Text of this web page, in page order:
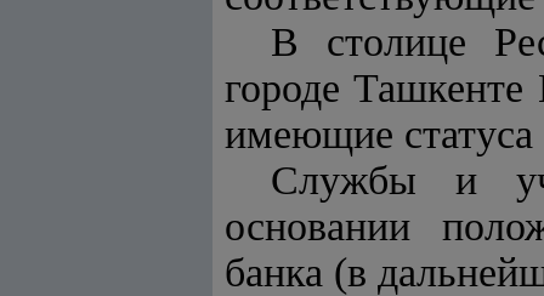
В столице
городе Ташкенте
имеющие
Службы и
основании
банка (в